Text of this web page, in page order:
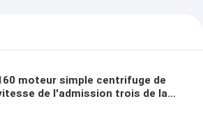
moteur simple centrifuge de
de l'admission trois de la